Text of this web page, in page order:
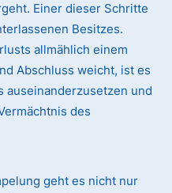
Einer dieser Schritte
Besitzes.
allmählich einem
Abschluss weicht, ist es
auseinanderzusetzen und
des
geht es nicht nur